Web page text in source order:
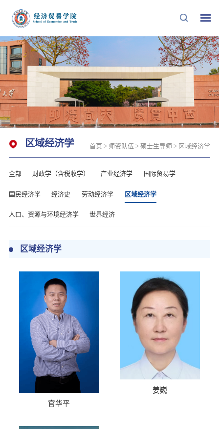
区域经济学 首页 > 师资队伍 >硕士生导师 > 区域经济学
全部 财政学（含税收学） 产业经济学 国际贸易学
国民经济学 经济史 劳动经济学 区域经济学
人口、资源与环境经济学 世界经济
区域经济学
官华平
姜巍